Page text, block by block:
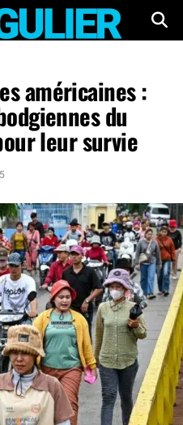
américaines :
du
leur survie